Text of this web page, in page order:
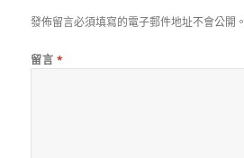
發佈留言必須填寫的電子郵件地址不會公開。
留言 *